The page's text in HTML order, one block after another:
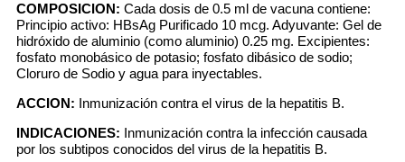
COMPOSICION: Cada dosis de 0.5 ml de vacuna contiene:
Principio activo: HBsAg Purificado 10 mcg. Adyuvante: Gel de
hidróxido de aluminio (como aluminio) 0.25 mg. Excipientes:
fosfato monobásico de potasio; fosfato dibásico de sodio;
Cloruro de Sodio y agua para inyectables.
ACCION: Inmunización contra el virus de la hepatitis B.
INDICACIONES: Inmunización contra la infección causada
por los subtipos conocidos del virus de la hepatitis B.